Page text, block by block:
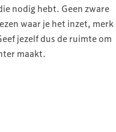
nodig hebt. Geen zware
waar je het inzet, merk
jezelf dus de ruimte om
maakt.